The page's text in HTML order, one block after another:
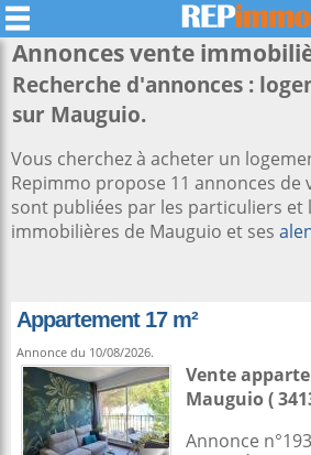
Annonces vente
Recherche d'annonces :
sur Mauguio.
Vous cherchez à acheter un
Repimmo propose 11 annonces de
sont publiées par les particuliers et
immobilières de Mauguio et ses
Appartement 17 m²
Annonce du 10/08/2026.
Vente
Mauguio(
Annonce